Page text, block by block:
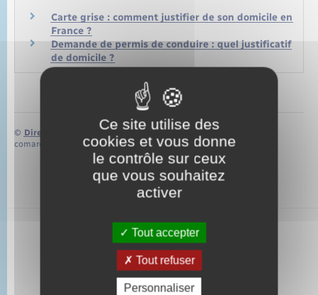
Carte grise : comment justifier de son domicile en
France ?
Demande de permis de conduire : quel justificatif
de domicile ?
© Direction de l’information légale et administrative
comarquage developpé parbaseo.io
Ce site utilise des
cookies et vous donne
le contrôle sur ceux
que vous souhaitez
activer
Tout accepter
Tout refuser
Personnaliser